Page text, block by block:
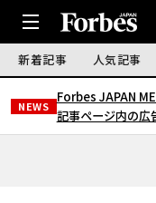
新着記事 人気記事
NEWS
Forbes JAPAN
記事ページ内の広